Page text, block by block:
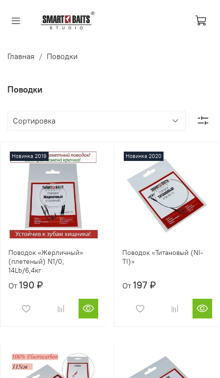
Главная Поводки
Поводки
Новинка 2019
Поводок «Жерличный»
(плетеный) N1/0,
14Lb/6,4кг
От 190 ₽
Новинка 2020
Поводок «Титановый (NI-
TI)»
От 197 ₽